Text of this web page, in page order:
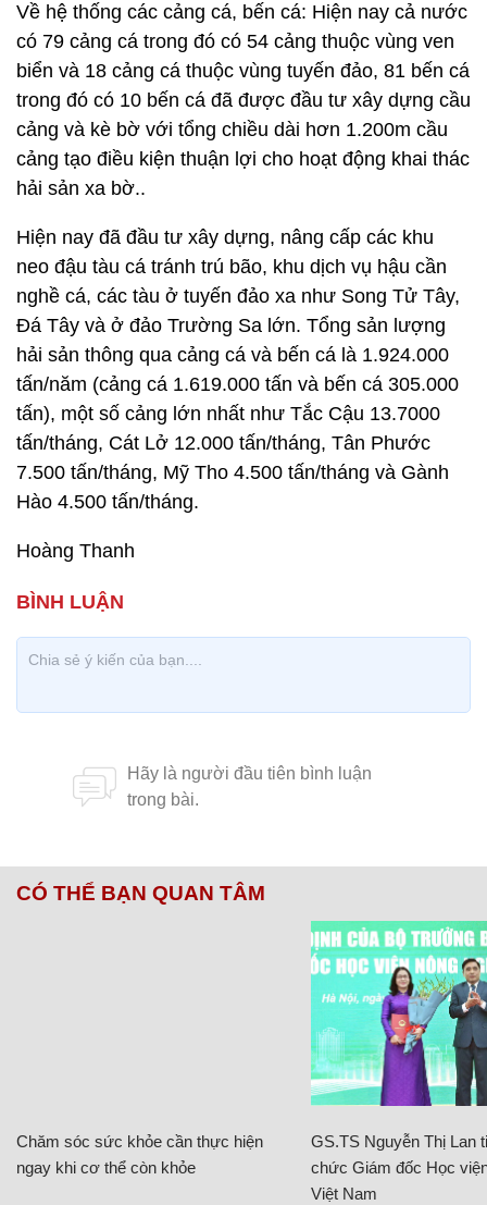
Về hệ thống các cảng cá, bến cá: Hiện nay cả nước
có 79 cảng cá trong đó có 54 cảng thuộc vùng ven
biển và 18 cảng cá thuộc vùng tuyến đảo, 81 bến cá
trong đó có 10 bến cá đã được đầu tư xây dựng cầu
cảng và kè bờ với tổng chiều dài hơn 1.200m cầu
cảng tạo điều kiện thuận lợi cho hoạt động khai thác
hải sản xa bờ..
Hiện nay đã đầu tư xây dựng, nâng cấp các khu
neo đậu tàu cá tránh trú bão, khu dịch vụ hậu cần
nghề cá, các tàu ở tuyến đảo xa như Song Tử Tây,
Đá Tây và ở đảo Trường Sa lớn. Tổng sản lượng
hải sản thông qua cảng cá và bến cá là 1.924.000
tấn/năm (cảng cá 1.619.000 tấn và bến cá 305.000
tấn), một số cảng lớn nhất như Tắc Cậu 13.7000
tấn/tháng, Cát Lở 12.000 tấn/tháng, Tân Phước
7.500 tấn/tháng, Mỹ Tho 4.500 tấn/tháng và Gành
Hào 4.500 tấn/tháng.
Hoàng Thanh
CÓ THỂ BẠN QUAN TÂM
Chăm sóc sức khỏe cần thực hiện
ngay khi cơ thể còn khỏe
GS.TS Nguyễn Thị Lan
chức Giám đốc Học
Việt Nam